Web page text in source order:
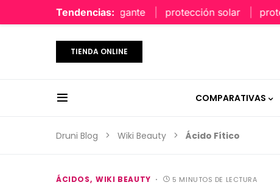
Tendencias:
perfume limpio y elegante protección solar
TIENDA ONLINE
COMPARATIVAS
Druni Blog Wiki Beauty Ácido Fítico
ÁCIDOS WIKI BEAUTY 5 MINUTOS DE LECTURA